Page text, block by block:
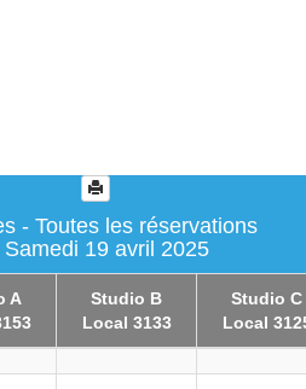
- Toutes les réservations
Samedi 19 avril 2025
A
Studio B
Local 3133
Studio C
Local